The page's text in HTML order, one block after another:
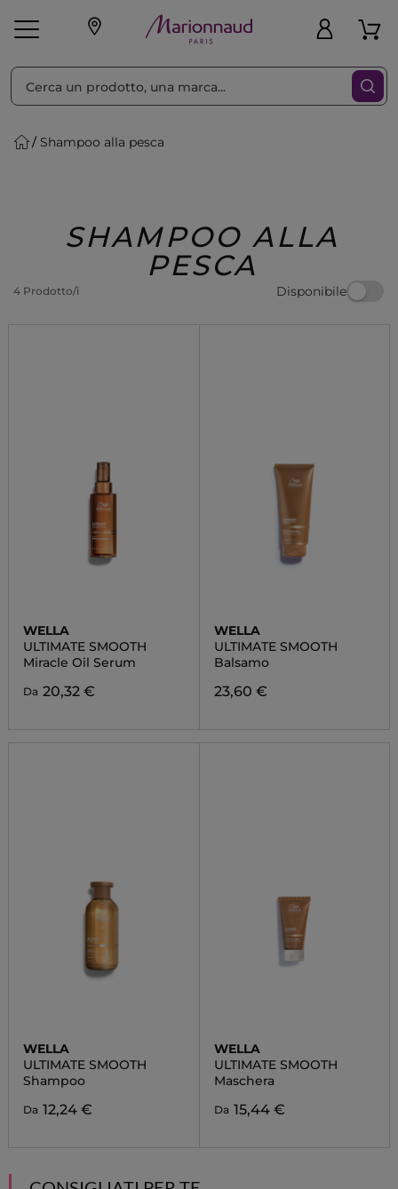
Make-up Profumi
Regalo
Shampoo alla pesca
SHAMPOO ALLA
PESCA
4 Prodotto/i Disponibile
Ordina per Filtra
WELLA
ULTIMATE SMOOTH
Miracle Oil Serum
Da 20,32 €
WELLA
ULTIMATE SMOOTH
Balsamo
23,60 €
WELLA
ULTIMATE SMOOTH
Shampoo
Da 12,24 €
WELLA
ULTIMATE SMOOTH
Maschera
Da 15,44 €